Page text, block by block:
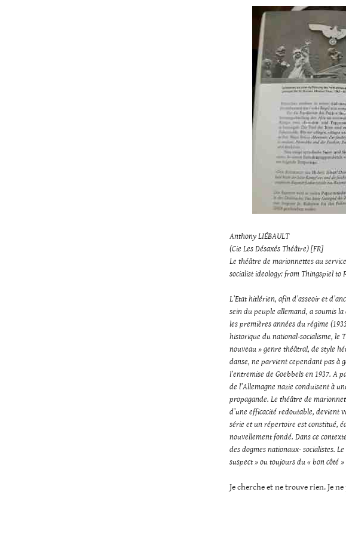
Anthony LIÉBAULT
(Cie Les Désaxés Théâtre) [FR]
Le théâtre de marionnettes au
socialist ideology: from Thingspiel to
L’Etat hitlérien, afin d’asseoir et
sein du peuple allemand, a soumis
les premières années du régime
historique du national-socialisme, le
nouveau » genre théâtral, de style
danse, ne parvient cependant pas à
l’entremise de Goebbels en 1937. A
de l’Allemagne nazie conduisent à
propagande. Le théâtre de
d’une efficacité redoutable, devient
série et un répertoire est constitué,
nouvellement fondé. Dans ce
des dogmes nationaux- socialistes.
suspect » ou toujours du « bon côté
Je cherche et ne trouve rien. Je